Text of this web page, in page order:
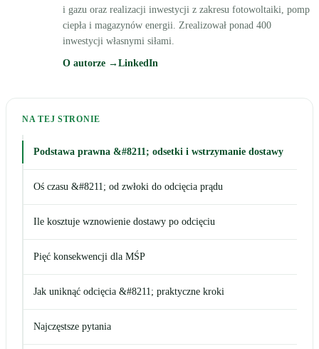
i gazu oraz realizacji inwestycji z zakresu fotowoltaiki, pomp
ciepła i magazynów energii. Zrealizował ponad 400
inwestycji własnymi siłami.
O autorze → LinkedIn
NA TEJ STRONIE
Podstawa prawna &#8211; odsetki i wstrzymanie dostawy
Oś czasu &#8211; od zwłoki do odcięcia prądu
Ile kosztuje wznowienie dostawy po odcięciu
Pięć konsekwencji dla MŚP
Jak uniknąć odcięcia &#8211; praktyczne kroki
Najczęstsze pytania